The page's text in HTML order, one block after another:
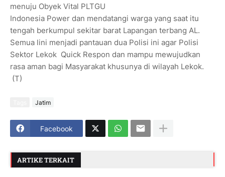
menuju Obyek Vital PLTGU
Indonesia Power dan mendatangi warga yang saat itu
tengah berkumpul sekitar barat Lapangan terbang AL.
Semua lini menjadi pantauan dua Polisi ini agar Polisi
Sektor Lekok Quick Respon dan mampu mewujudkan
rasa aman bagi Masyarakat khusunya di wilayah Lekok.
(T)
Jatim
Facebook
ARTIKE TERKAIT